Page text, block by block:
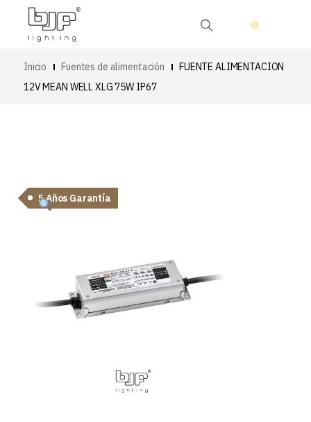
Inicio Fuentes de alimentación
FUENTE ALIMENTACION
12V MEAN WELL XLG 75W IP67
5 Años Garantía